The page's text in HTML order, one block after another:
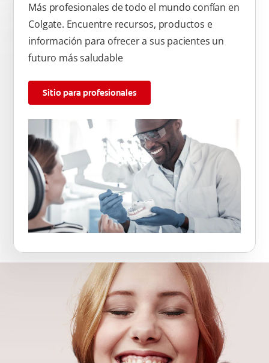
Más profesionales de todo el mundo confían en
Colgate. Encuentre recursos, productos e
información para ofrecer a sus pacientes un
futuro más saludable
Sitio para profesionales